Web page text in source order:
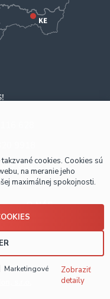
9918
653
O NÁS
cookies. Cookies sú
na meranie jeho
maximálnej spokojnosti.
Marketingové
Zobraziť
detaily